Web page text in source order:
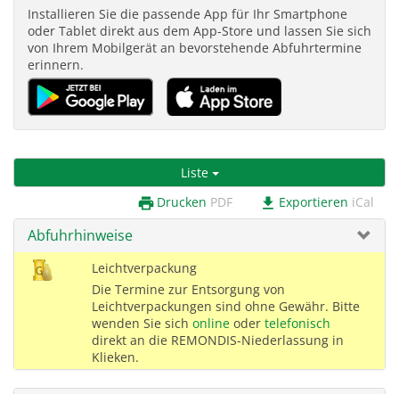
Installieren Sie die passende App für Ihr Smartphone
oder Tablet direkt aus dem App-Store und lassen Sie sich
von Ihrem Mobilgerät an bevorstehende Abfuhrtermine
erinnern.
Liste
print Drucken PDF download Exportieren iCal
Abfuhrhinweise
Leichtverpackung
Die Termine zur Entsorgung von
Leichtverpackungen sind ohne Gewähr. Bitte
wenden Sie sich online oder telefonisch
direkt an die REMONDIS-Niederlassung in
Klieken.